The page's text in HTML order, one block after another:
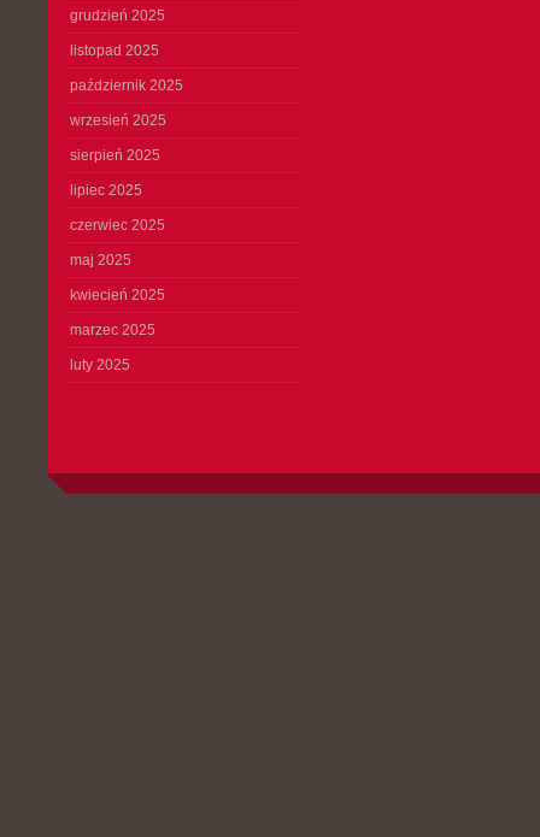
grudzień 2025
listopad 2025
październik 2025
wrzesień 2025
sierpień 2025
lipiec 2025
czerwiec 2025
maj 2025
kwiecień 2025
marzec 2025
luty 2025